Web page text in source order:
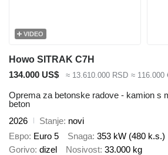
VIDEO
Howo SITRAK C7H
134.000 US$
≈ 13.610.000 RSD ≈ 116.000
Oprema za betonske radove - kamion s
beton
2026
Stanje novi
Евро Euro 5 Snaga 353 kW (480 k.s.)
Gorivo dizel Nosivost 33.000 kg